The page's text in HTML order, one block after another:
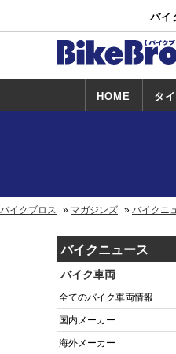
バイ
HOME タ
バイクブロス マガジンズ バイクニ
バイクニュース
バイク車両
全てのバイク車両情報
国内メーカー
海外メーカー